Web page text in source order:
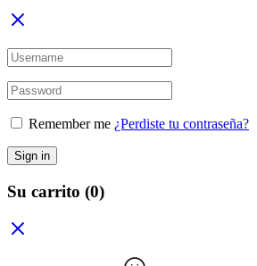
Remember me ¿Perdiste tu contraseña?
Sign in
Su carrito (0)